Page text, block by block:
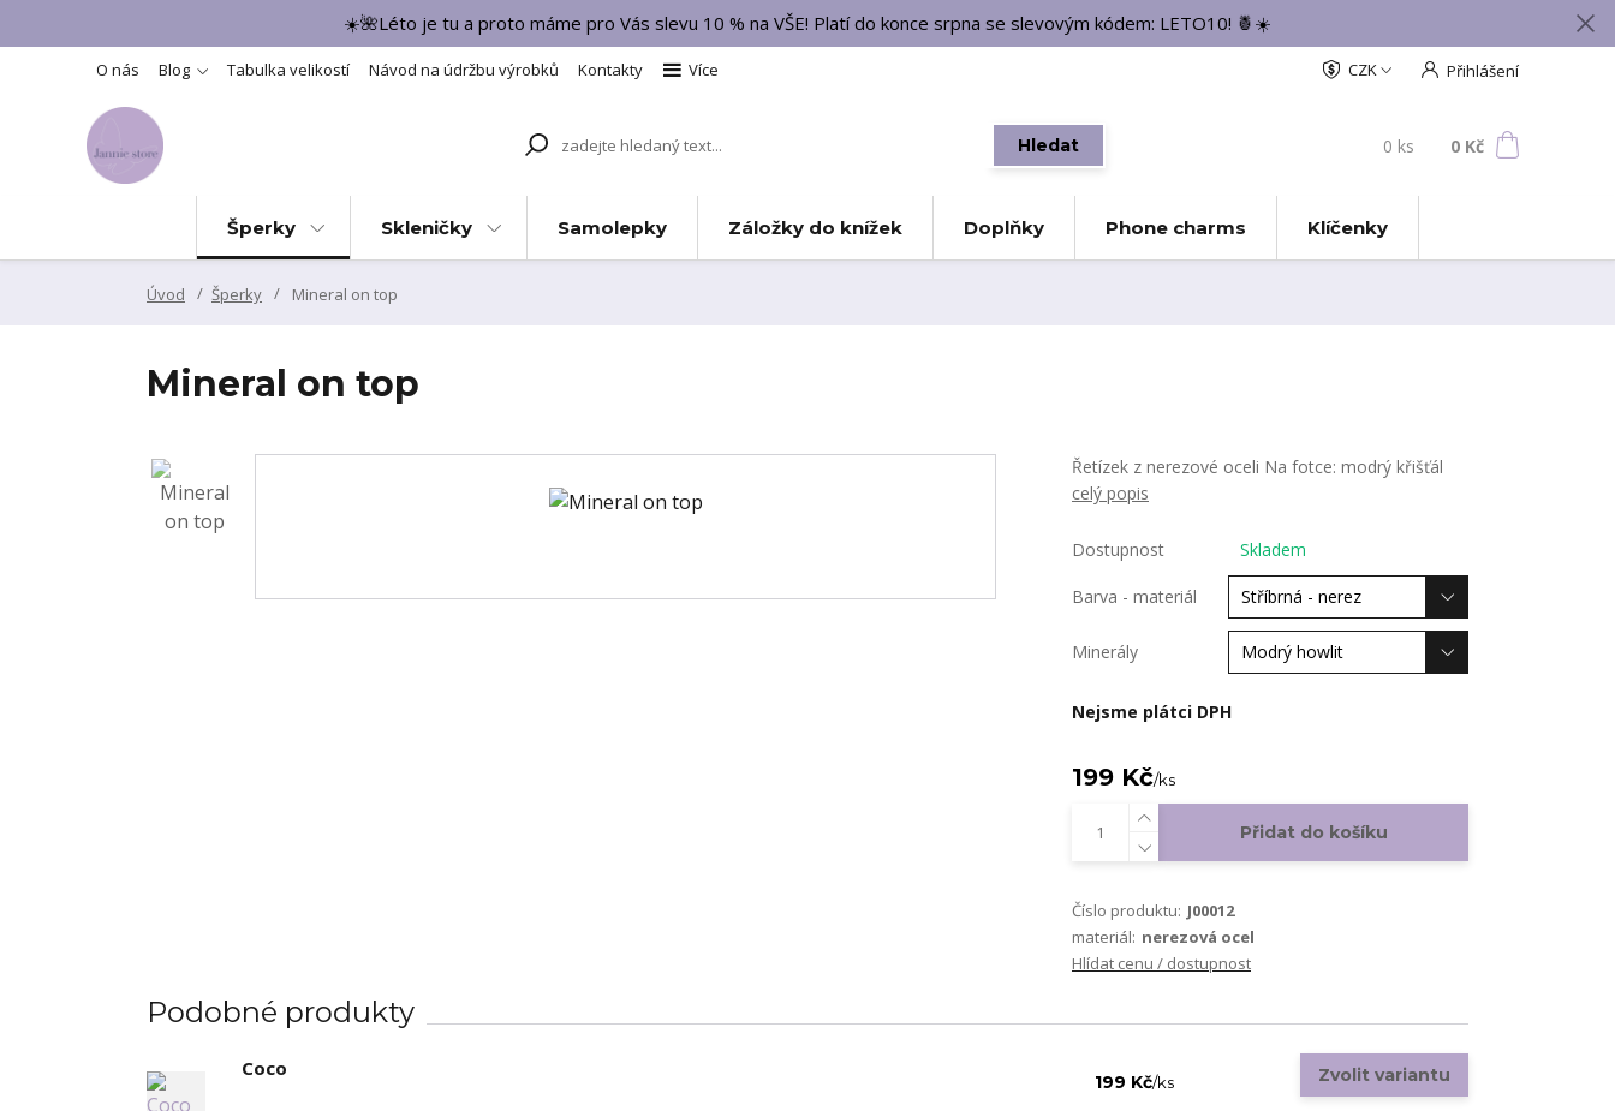
☀️🌺Léto je tu a proto máme pro Vás slevu 10 % na VŠE! Platí do konce srpna se slevovým kódem: LETO10! 🍍☀️
O nás Blog Tabulka velikostí Návod na údržbu výrobků Kontakty Více CZK Přihlášení
Hledat 0 ks 0 Kč
Šperky Skleničky Samolepky Záložky do knížek Doplňky Phone charms Klíčenky
Úvod Šperky Mineral on top
Mineral on top
Řetízek z nerezové oceli Na fotce: modrý křišťál
celý popis
Dostupnost Skladem
Barva - materiál
Minerály
Nejsme plátci DPH
199 Kč/ks
Přidat do košíku
Číslo produktu: J00012
materiál: nerezová ocel
Hlídat cenu / dostupnost
Podobné produkty
Coco
199 Kč/ks Zvolit variantu